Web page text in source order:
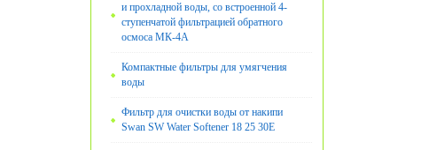
и прохладной воды, со встроенной 4-
ступенчатой фильтрацией обратного
осмоса МК-4А
Компактные фильтры для умягчения
воды
Фильтр для очистки воды от накипи
Swan SW Water Softener 18 25 30E